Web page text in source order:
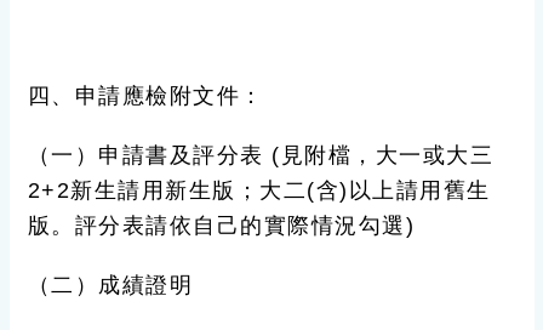
四、申請應檢附文件：
（一） 申請書及評分表 (見附檔，大一或大三
2+2新生請用新生版；大二(含)以上請用舊生
版。評分表請依自己的實際情況勾選)
（二）成績證明